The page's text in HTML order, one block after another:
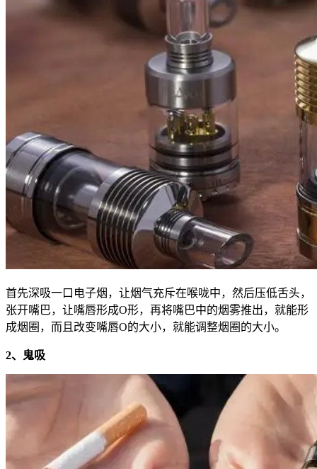
首先深吸一口电子烟，让烟气充斥在喉咙中，然后压低舌头，
张开嘴巴，让嘴唇形成O形，再将嘴巴中的烟雾推出，就能形
成烟圈，而且改变嘴唇O的大小，就能调整烟圈的大小。
2、鬼吸